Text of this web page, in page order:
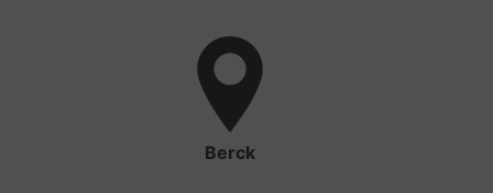
Berck